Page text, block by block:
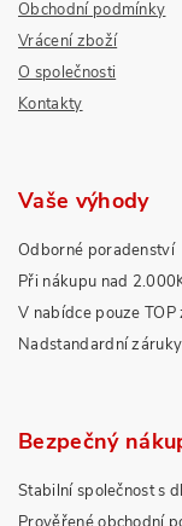
Obchodní podmínky
Vrácení zboží
O společnosti
Kontakty
Vaše výhody
Odborné poradenství
Při nákupu nad
V nabídce pouze TOP
Nadstandardní
Bezpečný
Stabilní společnost s